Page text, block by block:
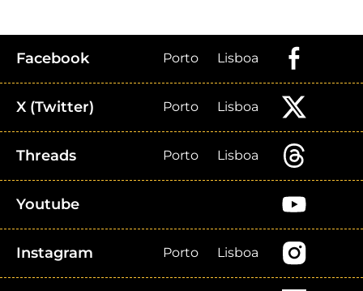
Facebook Porto Lisboa
X (Twitter) Porto Lisboa
Threads Porto Lisboa
Youtube
Instagram Porto Lisboa